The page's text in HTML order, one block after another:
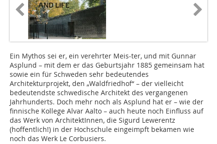
Ein Mythos sei er, ein verehrter Meis-ter, und mit Gunnar
Asplund – mit dem er das Geburtsjahr 1885 gemeinsam hat
sowie ein für Schweden sehr bedeutendes
Architekturprojekt, den „Waldfriedhof“ – der vielleicht
bedeutendste schwedische Architekt des vergangenen
Jahrhunderts. Doch mehr noch als Asplund hat er – wie der
finnische Kollege Alvar Aalto – auch heute noch Einfluss auf
das Werk von ArchitektInnen, die Sigurd Lewerentz
(hoffentlich!) in der Hochschule eingeimpft bekamen wie
noch das Werk Le Corbusiers.